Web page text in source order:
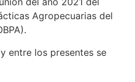
Agropecuarias del
entre los presentes se